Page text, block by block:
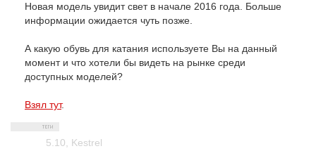
Новая модель увидит свет в начале 2016 года. Больше
информации ожидается чуть позже.
А какую обувь для катания используете Вы на данный
момент и что хотели бы видеть на рынке среди
доступных моделей?
Взял тут.
5.10 Kestrel